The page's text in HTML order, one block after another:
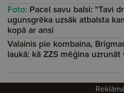
Foto: Pacel savu balsi: "Tavi
ugunsgrēka uzsāk atbalsta
kopā ar ansi
Valainis pie kombaina,
laukā: kā ZZS mēģina